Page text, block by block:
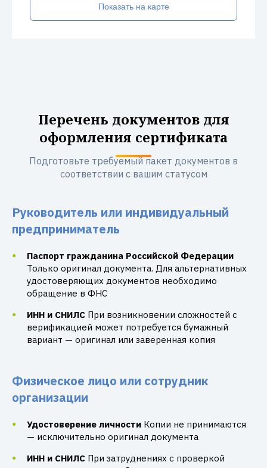
Показать на карте
Перечень документов для
оформления сертификата
Подготовьте требуемый пакет документов в
соответствии с вашим статусом
Руководитель или индивидуальный
предприниматель
Паспорт гражданина Российской Федерации
Только оригинал документа. Для альтернативных
удостоверяющих документов необходимо
обращение в ФНС
ИНН и СНИЛС При возникновении сложностей с
верификацией может потребуется бумажный
вариант — оригинал или заверенная копия
Физическое лицо или сотрудник
организации
Удостоверение личности Копии не принимаются
— исключительно оригинал документа
ИНН и СНИЛС При затруднениях с проверкой